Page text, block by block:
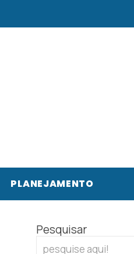
PLANEJAMENTO
Pesquisar